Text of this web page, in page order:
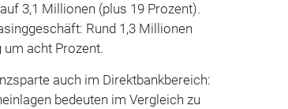
3,1 Millionen (plus 19 Prozent).
Rund 1,3 Millionen
acht Prozent.
auch im Direktbankbereich:
bedeuten im Vergleich zu